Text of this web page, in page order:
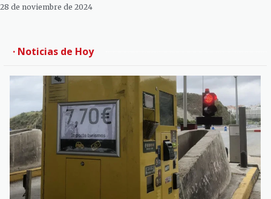
28 de noviembre de 2024
· Noticias de Hoy